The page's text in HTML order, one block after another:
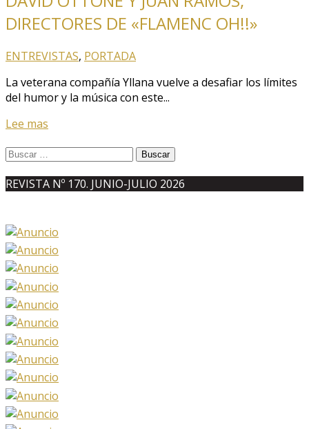
DIRECTORES DE «FLAMENC OH!!»
ENTREVISTAS, PORTADA
La veterana compañía Yllana vuelve a desafiar los límites
del humor y la música con este...
Lee mas
Buscar:
REVISTA Nº 170. JUNIO-JULIO 2026